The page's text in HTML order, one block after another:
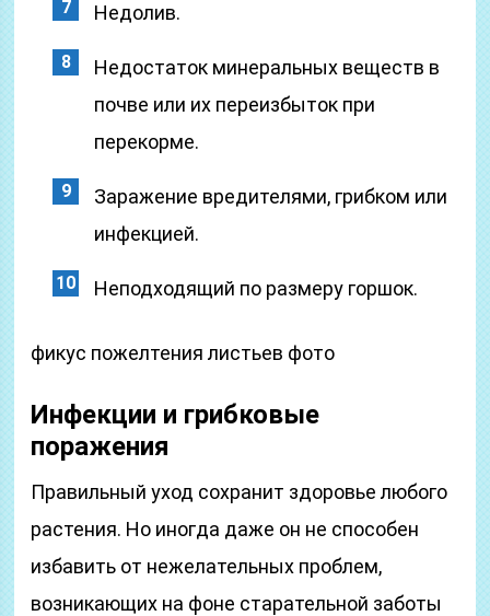
Недолив.
Недостаток минеральных веществ в
почве или их переизбыток при
перекорме.
Заражение вредителями, грибком или
инфекцией.
Неподходящий по размеру горшок.
фикус пожелтения листьев фото
Инфекции и грибковые
поражения
Правильный уход сохранит здоровье любого
растения. Но иногда даже он не способен
избавить от нежелательных проблем,
возникающих на фоне старательной заботы